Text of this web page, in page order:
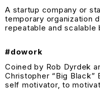
A startup company or
temporary organization
repeatable and scalable
#dowork
Coined by Rob Dyrdek
Christopher “Big Black”
self motivator, to